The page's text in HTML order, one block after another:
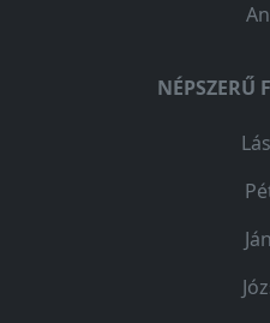
NÉPSZERŰ